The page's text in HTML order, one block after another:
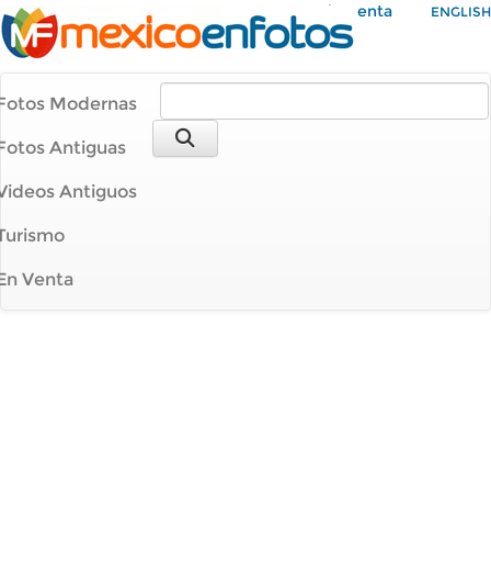
Mi Cuenta ENGLISH
Modernas
Antiguas
Antiguos
Venta